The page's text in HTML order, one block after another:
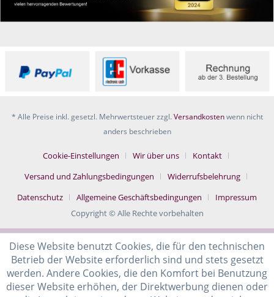
* Alle Preise inkl. gesetzl. Mehrwertsteuer zzgl.Versandkostenwenn nicht
anders beschrieben
Cookie-Einstellungen Wir über uns
Kontakt
Versand und Zahlungsbedingungen
Widerrufsbelehrung
Datenschutz
Allgemeine Geschäftsbedingungen
Impressum
Copyright © Alle Rechte vorbehalten
Diese Website benutzt Cookies, die für den technischen
Betrieb der Website erforderlich sind und stets gesetzt
werden. Andere Cookies, die den Komfort bei Benutzung
dieser Website erhöhen, der Direktwerbung dienen oder